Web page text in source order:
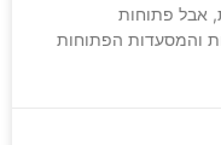
אבל פתוחות
והמסעדות הפתוחות